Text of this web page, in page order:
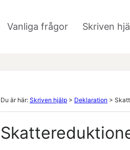
Vanliga frågor Skriven
Du är här: Skriven hjälp > Deklaration >